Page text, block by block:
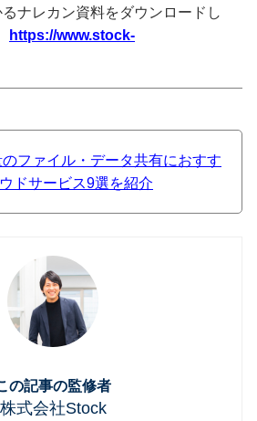
ナレカン資料をダウンロードし
https://www.stock-
のファイル・データ共有におすす
ドサービス9選を紹介
の記事の監修者
株式会社Stock